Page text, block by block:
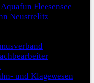
Fleesensee
Neustrelitz
und Klagewesen